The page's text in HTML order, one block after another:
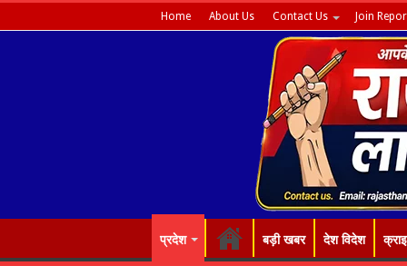
Home About Us Contact Us Join
प्रदेश बड़ी खबर देश विदेश